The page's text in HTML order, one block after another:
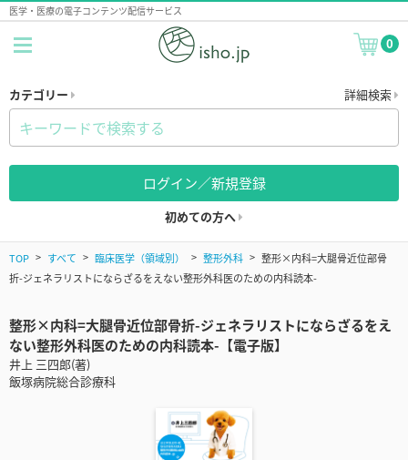
医学・医療の電子コンテンツ配信サービス
0
カテゴリー 詳細検索
ログイン／新規登録
初めての方へ
TOP すべて 臨床医学（領域別） 整形外科
整形×内科=大腿骨近位部骨
折-ジェネラリストにならざるをえない整形外科医のための内科読本-
整形×内科=大腿骨近位部骨折-ジェネラリストにならざるをえ
ない整形外科医のための内科読本-【電子版】
井上 三四郎(著)
飯塚病院総合診療科